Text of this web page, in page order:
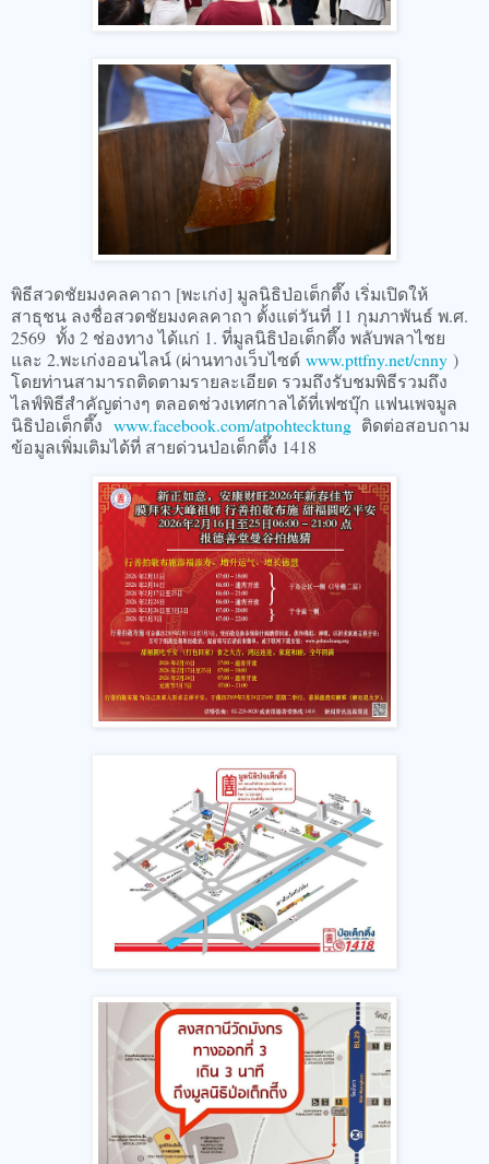
พิธีสวดชัยมงคลคาถา [พะเก่ง] มูลนิธิป่อเต็กตึ๊ง เริ่มเปิดให้
สาธุชน ลงชื่อสวดชัยมงคลคาถา ตั้งแต่วันที่ 11 กุมภาพันธ์ พ.ศ.
2569 ทั้ง 2 ช่องทาง ได้แก่ 1. ที่มูลนิธิป่อเต็กตึ๊ง พลับพลาไชย
และ 2.พะเก่งออนไลน์ (ผ่านทางเว็บไซต์ www.pttfny.net/cnny )
โดยท่านสามารถติดตามรายละเอียด รวมถึงรับชมพิธีรวมถึง
ไลฟ์พิธีสำคัญต่างๆ ตลอดช่วงเทศกาลได้ที่เฟซบุ๊ก แฟนเพจมูล
นิธิป่อเต็กตึ๊ง www.facebook.com/atpohtecktung ติดต่อสอบถาม
ข้อมูลเพิ่มเติมได้ที่ สายด่วนป่อเต็กตึ๊ง 1418